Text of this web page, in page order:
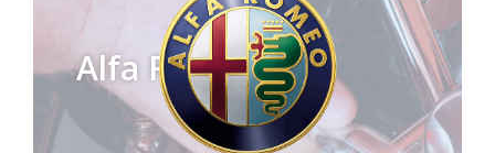
Alfa Romeo